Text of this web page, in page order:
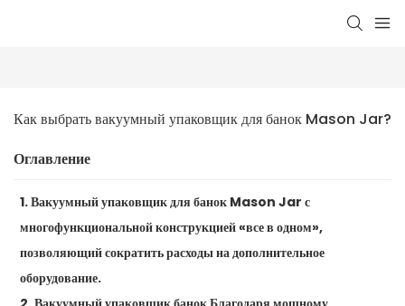
Как выбрать вакуумный упаковщик для банок Mason Jar?
Оглавление
1. Вакуумный упаковщик для банок Mason Jar с
многофункциональной конструкцией «все в одном»,
позволяющий сократить расходы на дополнительное
оборудование.